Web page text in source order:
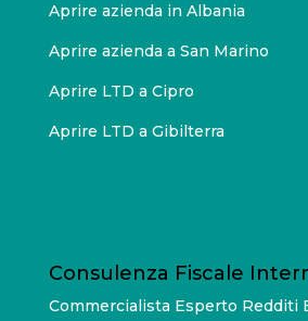
Aprire azienda in Albania
Aprire azienda a San Marino
Aprire LTD a Cipro
Aprire LTD a Gibilterra
Consulenza Fiscale
Commercialista Esperto Redditi